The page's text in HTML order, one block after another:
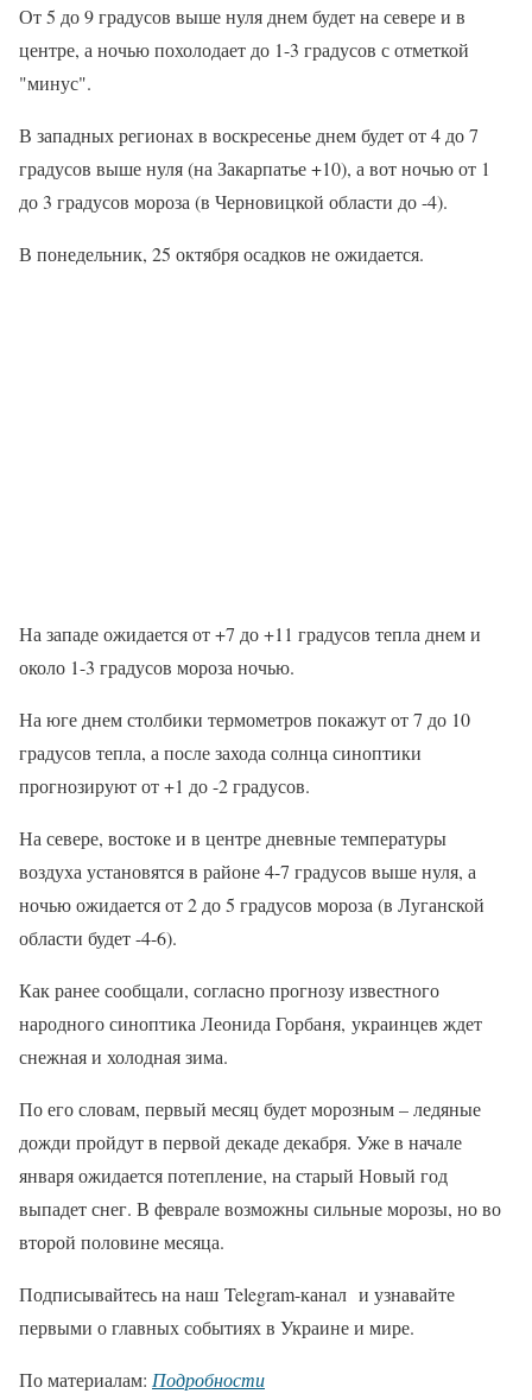
От 5 до 9 градусов выше нуля днем будет на севере и в
центре, а ночью похолодает до 1-3 градусов с отметкой
"минус".
В западных регионах в воскресенье днем будет от 4 до 7
градусов выше нуля (на Закарпатье +10), а вот ночью от 1
до 3 градусов мороза (в Черновицкой области до -4).
В понедельник, 25 октября осадков не ожидается.
На западе ожидается от +7 до +11 градусов тепла днем и
около 1-3 градусов мороза ночью.
На юге днем столбики термометров покажут от 7 до 10
градусов тепла, а после захода солнца синоптики
прогнозируют от +1 до -2 градусов.
На севере, востоке и в центре дневные температуры
воздуха установятся в районе 4-7 градусов выше нуля, а
ночью ожидается от 2 до 5 градусов мороза (в Луганской
области будет -4-6).
Как ранее сообщали, согласно прогнозу известного
народного синоптика Леонида Горбаня, украинцев ждет
снежная и холодная зима.
По его словам, первый месяц будет морозным – ледяные
дожди пройдут в первой декаде декабря. Уже в начале
января ожидается потепление, на старый Новый год
выпадет снег. В феврале возможны сильные морозы, но во
второй половине месяца.
Подписывайтесь на наш Telegram-канал и узнавайте
первыми о главных событиях в Украине и мире.
По материалам: Подробности